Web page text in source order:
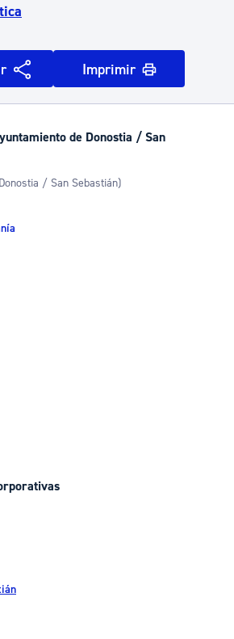
Imprimir
de Donostia / San
/ San Sebastián)